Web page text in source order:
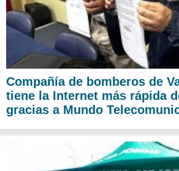
Compañía de bomberos de
tiene la Internet más rápida
gracias a Mundo